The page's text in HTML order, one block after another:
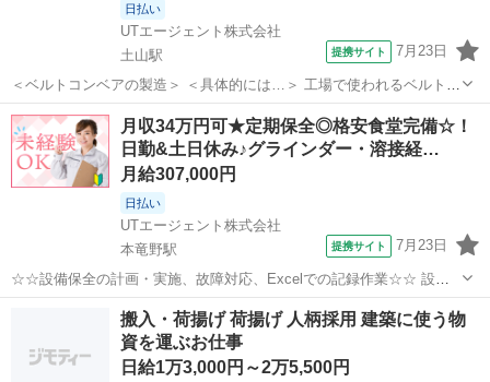
日払い
UTエージェント株式会社
土山駅
提携サイト 7月23日
＜ベルトコンベアの製造＞ ＜具体的には…＞ 工場で使われるベルトコ
ンベアの設備保全、修理のお仕事です！ ◆トルクレンチ等の工具を使
用します ◆機械や電気の設備保全・修理経験が必須です ※空調完備で
快適職場です！ ※敷地内...
兵庫 加古郡 土山駅 生産管理
月収34万円可★定期保全◎格安食堂完備☆！
日勤&土日休み♪グラインダー・溶接経…
月給307,000円
日払い
UTエージェント株式会社
本竜野駅
提携サイト 7月23日
☆☆設備保全の計画・実施、故障対応、Excelでの記録作業☆☆ 設備
メンテナンス業務として、定期保全計画の立案・実施や、万が一の故
障時の対応、外部業者との連携、Excelでの日報作成をお任せします！
安全管理も徹底している...
たつの市 本竜野駅 生産管理
搬入・荷揚げ 荷揚げ 人柄採用 建築に使う物
資を運ぶお仕事
日給1万3,000円～2万5,500円